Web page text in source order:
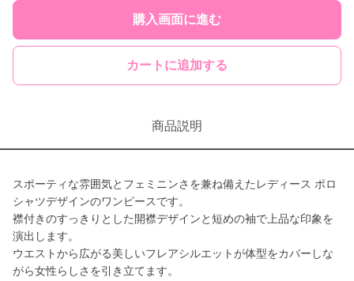
購入画面に進む
カートに追加する
商品説明
スポーティな雰囲気とフェミニンさを兼ね備えたレディース ポロ
シャツデザインのワンピースです。
襟付きのすっきりとした開襟デザインと短めの袖で上品な印象を
演出します。
ウエストから広がる美しいフレアシルエットが体型をカバーしな
がら女性らしさを引き立てます。